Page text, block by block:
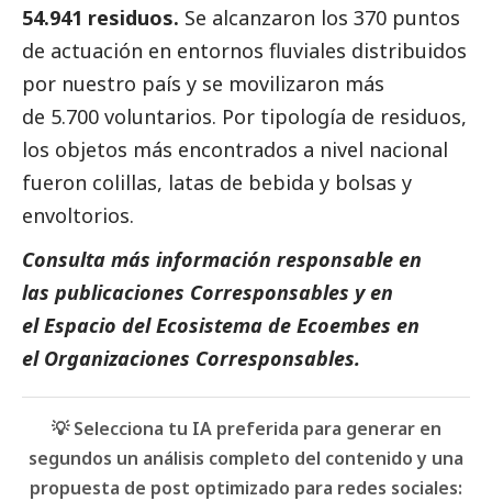
54.941 residuos. Se alcanzaron los 370 puntos
de actuación en entornos fluviales distribuidos
por nuestro país y se movilizaron más
de 5.700 voluntarios. Por tipología de residuos,
los objetos más encontrados a nivel nacional
fueron colillas, latas de bebida y bolsas y
envoltorios.
Consulta más información responsable en
las publicaciones Corresponsables y en
elEspacio del Ecosistema de Ecoembes en
el Organizaciones Corresponsables.
💡 Selecciona tu IA preferida para generar en
segundos un análisis completo del contenido y una
propuesta de post optimizado para redes sociales: